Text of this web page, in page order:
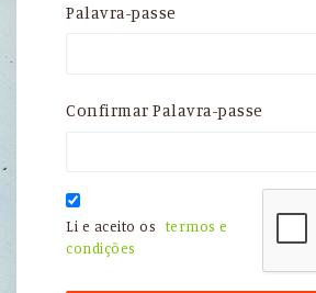
Palavra-passe
Confirmar Palavra-passe
Li e aceito os
termos e
condições